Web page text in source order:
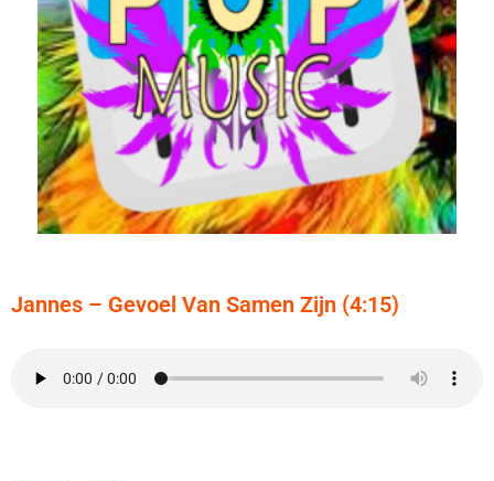
Jannes – Gevoel Van Samen Zijn (4:15)